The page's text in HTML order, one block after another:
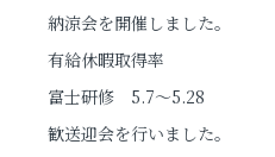
納涼会を開催しました。
有給休暇取得率
富士研修 5.7～5.28
歓送迎会を行いました。